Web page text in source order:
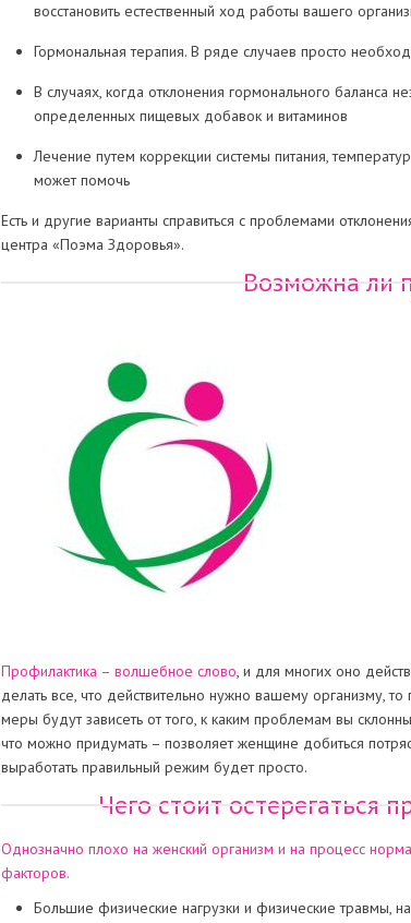
восстановить естественный ход работы вашего
Гормональная терапия. В ряде случаев просто
В случаях, когда отклонения гормонального баланса
определенных пищевых добавок и витаминов
Лечение путем коррекции системы питания,
может помочь
Есть и другие варианты справиться с проблемами
центра «Поэма Здоровья».
Возможна ли
Профилактика – волшебное слово, и для многих оно
делать все, что действительно нужно вашему организму,
меры будут зависеть от того, к каким проблемам вы
что можно придумать – позволяет женщине добиться
выработать правильный режим будет просто.
Чего стоит остерегаться
Однозначно плохо на женский организм и на процесс
факторов.
Большие физические нагрузки и физические травмы,